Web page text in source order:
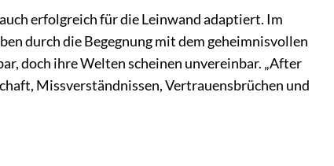
erfolgreich für die Leinwand adaptiert. Im
durch die Begegnung mit dem geheimnisvollen
doch ihre Welten scheinen unvereinbar. „After
Missverständnissen, Vertrauensbrüchen und